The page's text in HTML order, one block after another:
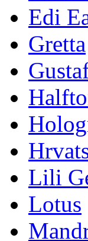
Edi
Gretta
Lili
Lotus